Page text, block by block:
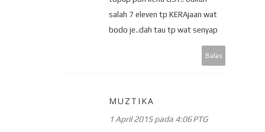
salah 7 eleven tp KERAjaan wat
bodo je..dah tau tp wat senyap
Balas
MUZTIKA
1 April 2015 pada 4:06 PTG